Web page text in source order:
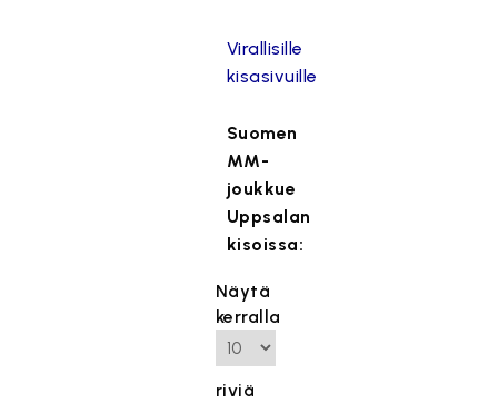
Virallisille
kisasivuille
Suomen
MM-
joukkue
Uppsalan
kisoissa:
Näytä
kerralla
riviä